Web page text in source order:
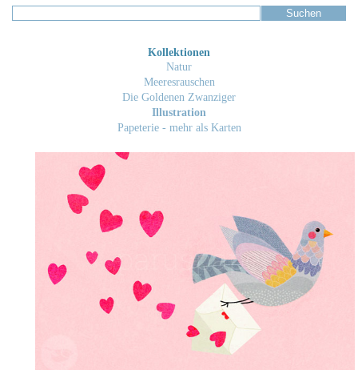
Kollektionen
Natur
Meeresrauschen
Die Goldenen Zwanziger
Illustration
Papeterie - mehr als Karten